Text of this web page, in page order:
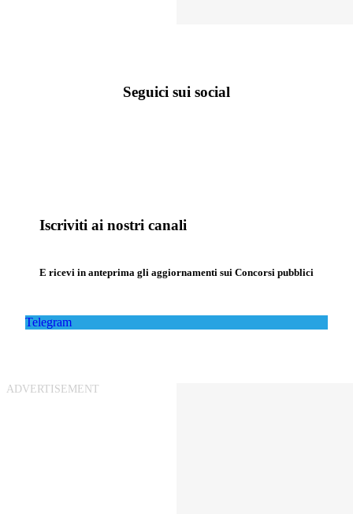
Seguici sui social
Iscriviti ai nostri canali
E ricevi in anteprima gli aggiornamenti sui Concorsi pubblici
Telegram